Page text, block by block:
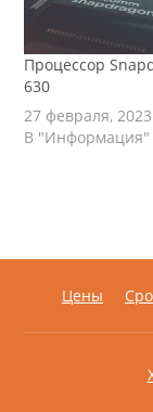
Процессор
630
27 февраля, 2023
В "Информация"
Цены